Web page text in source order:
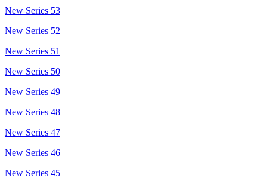
New Series 53
New Series 52
New Series 51
New Series 50
New Series 49
New Series 48
New Series 47
New Series 46
New Series 45